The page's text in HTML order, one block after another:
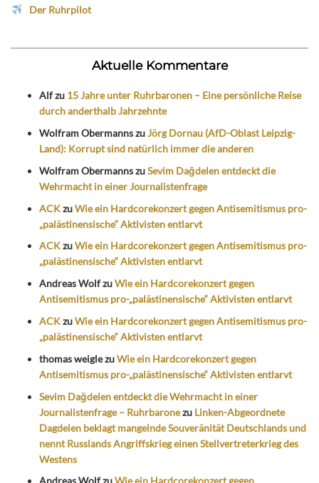
Der Ruhrpilot
Aktuelle Kommentare
Alfzu 15 Jahre unter Ruhrbaronen – Eine persönliche Reise
durch anderthalb Jahrzehnte
Wolfram ObermannszuJörg Dornau (AfD-Oblast Leipzig-
Land): Korrupt sind natürlich immer die anderen
Wolfram ObermannszuSevim Dağdelen entdeckt die
Wehrmacht in einer Journalistenfrage
ACKzuWie ein Hardcorekonzert gegen Antisemitismus pro-
„palästinensische“ Aktivisten entlarvt
ACKzuWie ein Hardcorekonzert gegen Antisemitismus pro-
„palästinensische“ Aktivisten entlarvt
Andreas WolfzuWie ein Hardcorekonzert gegen
Antisemitismus pro-„palästinensische“ Aktivisten entlarvt
ACKzuWie ein Hardcorekonzert gegen Antisemitismus pro-
„palästinensische“ Aktivisten entlarvt
thomas weiglezuWie ein Hardcorekonzert gegen
Antisemitismus pro-„palästinensische“ Aktivisten entlarvt
Sevim Dağdelen entdeckt die Wehrmacht in einer
Journalistenfrage – Ruhrbaronezu Linken-Abgeordnete
Dagdelen beklagt mangelnde Souveränität Deutschlands und
nennt Russlands Angriffskrieg einen Stellvertreterkrieg des
Westens